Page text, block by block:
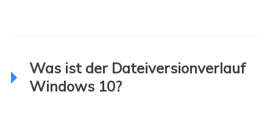
Was ist der Dateiversionverlauf
Windows 10?